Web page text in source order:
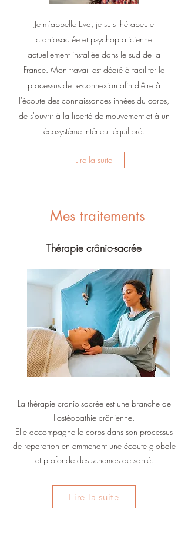
Je m'appelle Eva, je suis thérapeute
craniosacrée et psychopraticienne
actuellement installée dans le sud de la
France. Mon travail est dédié à faciliter le
processus de re-connexion afin d'être à
l'écoute des connaissances innées du corps,
de s'ouvrir à la liberté de mouvement et à un
écosystème intérieur équilibré.
Lire la suite
Mes traitements
Thérapie crânio-sacrée
La thérapie cranio-sacrée est une branche de
l'ostéopathie crânienne.
Elle accompagne le corps dans son processus
de reparation en emmenant une écoute globale
et profonde des schemas de santé.
Lire la suite